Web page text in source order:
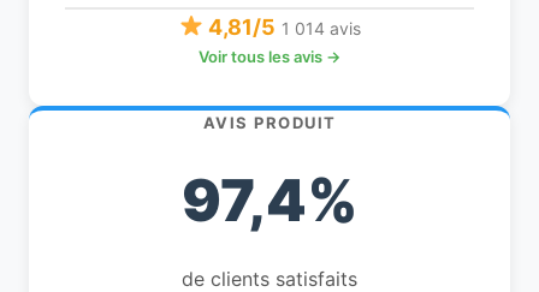
4,81/5 1 014 avis
Voir tous les avis →
AVIS PRODUIT
97,4%
de clients satisfaits